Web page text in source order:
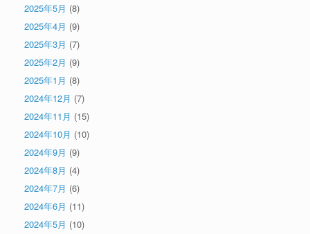
2025年5月 (8)
2025年4月 (9)
2025年3月 (7)
2025年2月 (9)
2025年1月 (8)
2024年12月 (7)
2024年11月 (15)
2024年10月 (10)
2024年9月 (9)
2024年8月 (4)
2024年7月 (6)
2024年6月 (11)
2024年5月 (10)